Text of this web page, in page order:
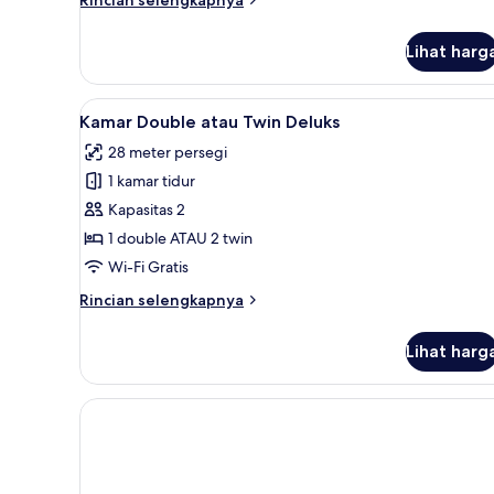
Kamar
Lihat
Lihat
semua
foto
untuk
Kamar
Double
atau
Deluks
Kamar Double atau Twin
5
Kamar Double atau Twin Deluks
28 meter persegi
1 kamar tidur
Kapasitas 2
1 double ATAU 2 twin
Wi-Fi Gratis
Rincian selengkapnya
Rincian
Kamar
Double
atau
Lihat